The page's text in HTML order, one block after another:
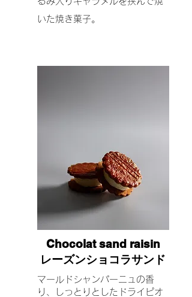
いた焼き菓子。
Chocolat sand raisin
レーズンショコラサンド
マールドシャンパーニュの香
り、しっとりとしたドライピオ